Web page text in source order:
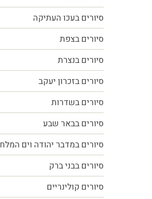
סיורים בעכו העתיקה
סיורים בצפת
סיורים בנצרת
סיורים בזכרון יעקב
סיורים בשדרות
סיורים בבאר שבע
סיורים במדבר יהודה וים המלח
סיורים בבני ברק
סיורים קולינריים